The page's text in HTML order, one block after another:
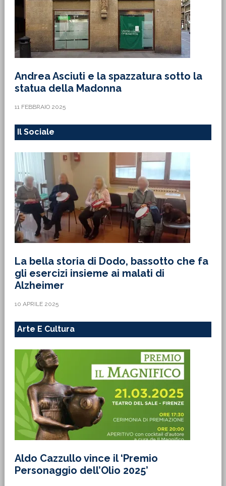
Andrea Asciuti e la spazzatura sotto la
statua della Madonna
11 FEBBRAIO 2025
Il Sociale
La bella storia di Dodo, bassotto che fa
gli esercizi insieme ai malati di
Alzheimer
10 APRILE 2025
Arte E Cultura
Aldo Cazzullo vince il ‘Premio
Personaggio dell’Olio 2025’